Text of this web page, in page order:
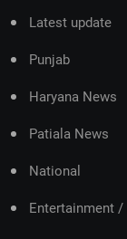
Latest update
Punjab
Haryana News
Patiala News
National
Entertainment